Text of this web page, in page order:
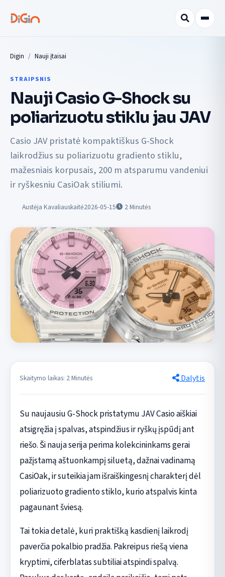
Digin Nauji įtaisai
STRAIPSNIS
Nauji Casio G-Shock su
poliarizuotu stiklu jau JAV
Casio JAV pristatė kompaktiškus G-Shock
laikrodžius su poliarizuotu gradiento stiklu,
mažesniais korpusais, 200 m atsparumu vandeniui
ir ryškesniu CasiOak stiliumi.
Austėja Kavaliauskaitė2026-05-15 2Minutės
Skaitymo laikas: 2 Minutės Dalytis
Su naujausiu G-Shock pristatymu JAV Casio aiškiai
atsigręžia į spalvas, atspindžius ir ryškų įspūdį ant
riešo. Ši nauja serija perima kolekcininkams gerai
pažįstamą aštuonkampį siluetą, dažnai vadinamą
CasiOak, ir suteikia jam išraiškingesnį charakterį dėl
poliarizuoto gradiento stiklo, kurio atspalvis kinta
pagaunant šviesą.
Tai tokia detalė, kuri praktišką kasdienį laikrodį
paverčia pokalbio pradžia. Pakreipus riešą viena
kryptimi, ciferblatas subtiliai atspindi spalvą.